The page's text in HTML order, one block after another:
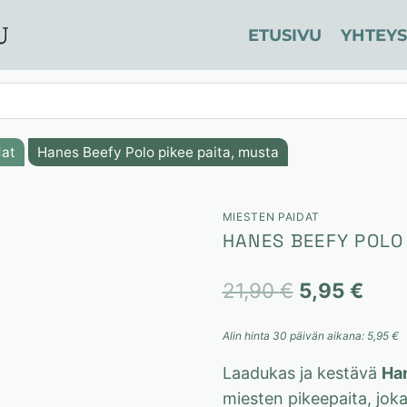
ETUSIVU
Hanes Beefy Polo pikee paita, musta
MIESTEN PAIDAT
HANES BEEFY
21,90€
21,90 €.
5,95 €
Alin hinta 30 päivän aikana: 5,95 €
Laadukas ja kestävä
miesten pikeepaita,